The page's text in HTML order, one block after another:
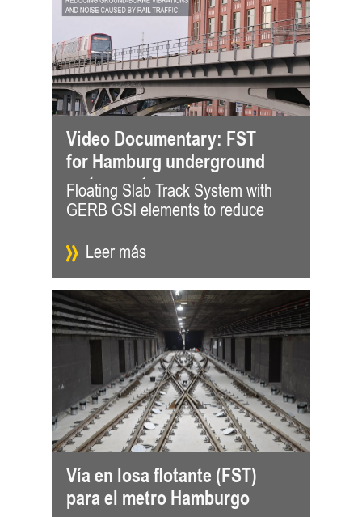
Video Documentary: FST
for Hamburg underground
metro system
Floating Slab Track System with
GERB GSI elements to reduce
ground-borne vibrations and noise
caused by rail traffic. GERB
Leer más
Vía en losa flotante (FST)
para el metro Hamburgo